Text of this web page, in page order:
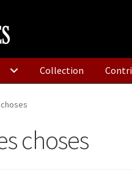
Collection
choses